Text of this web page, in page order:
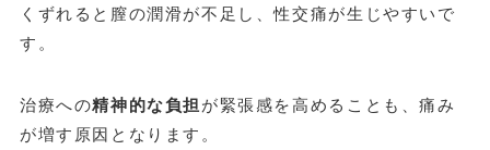
くずれると膣の潤滑が不足し、性交痛が生じやすいで
す。
治療への精神的な負担 が緊張感を高めることも、痛み
が増す原因となります。